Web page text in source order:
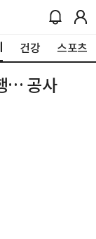
건강 스포츠
… 공사